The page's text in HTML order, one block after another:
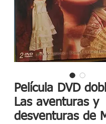
Película DVD
Las aventuras y
desventuras de